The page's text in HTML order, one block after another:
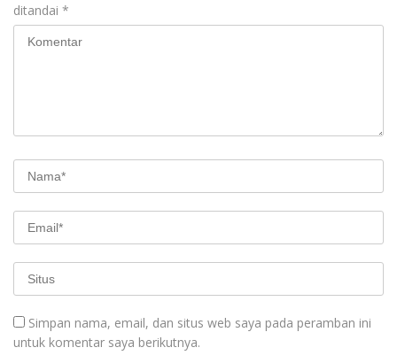
ditandai *
Simpan nama, email, dan situs web saya pada peramban ini
untuk komentar saya berikutnya.